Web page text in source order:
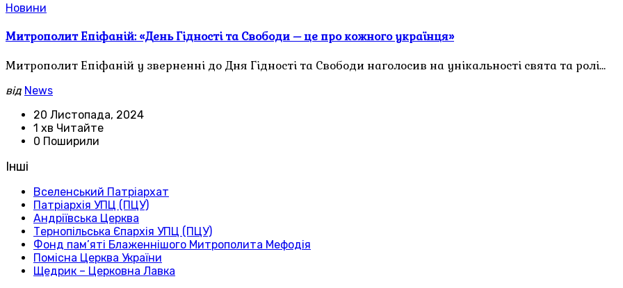
Новини
Митрополит Епіфаній: «День Гідності та Свободи – це про кожного українця»
Митрополит Епіфаній у зверненні до Дня Гідності та Свободи наголосив на унікальності свята та ролі…
від News
20 Листопада, 2024
1 хв Читайте
0 Поширили
Інші
Вселенський Патріархат
Патріархія УПЦ (ПЦУ)
Андріївська Церква
Тернопільська Єпархія УПЦ (ПЦУ)
Фонд пам’яті Блаженнішого Митрополита Мефодія
Помісна Церква України
Щедрик – Церковна Лавка